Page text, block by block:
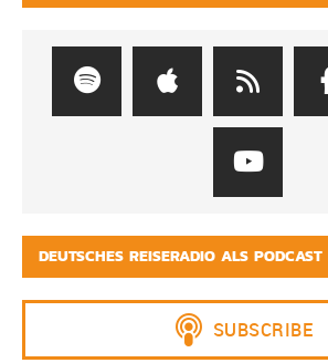
DEUTSCHES REISERADIO ALS